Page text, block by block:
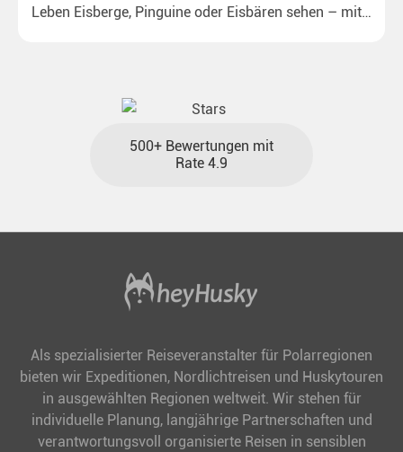
Leben Eisberge, Pinguine oder Eisbären sehen – mit
500+ Bewertungen mit
Rate 4.9
Als spezialisierter Reiseveranstalter für Polarregionen
bieten wir Expeditionen, Nordlichtreisen und Huskytouren
in ausgewählten Regionen weltweit. Wir stehen für
individuelle Planung, langjährige Partnerschaften und
verantwortungsvoll organisierte Reisen in sensiblen